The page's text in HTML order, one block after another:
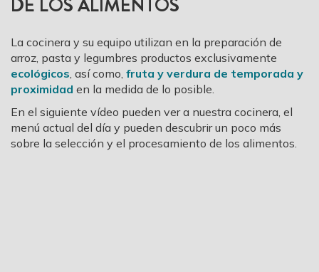
La cocinera y su equipo utilizan en la preparación de
arroz, pasta y legumbres productos exclusivamente
ecológicos , así como, fruta y verdura de temporada y
proximidad en la medida de lo posible.
En el siguiente vídeo pueden ver a nuestra cocinera, el
menú actual del día y pueden descubrir un poco más
sobre la selección y el procesamiento de los alimentos.